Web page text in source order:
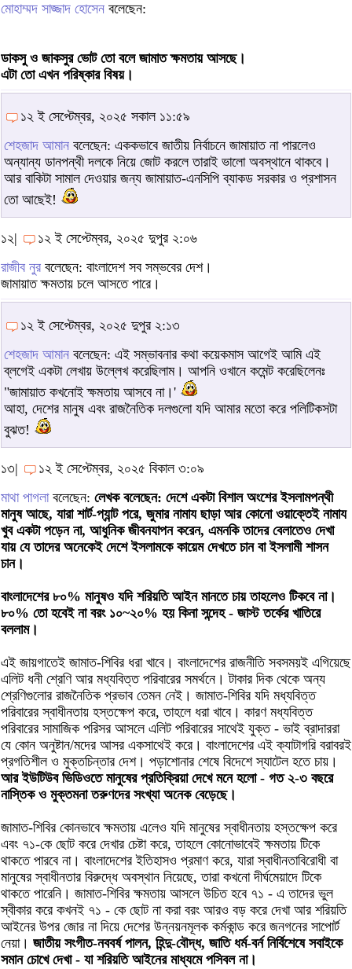
মোহাম্মদ সাজ্জাদ হোসেন বলেছেন:
ডাকসু ও জাকসুর ভোট তো বলে জামাত ক্ষমতায় আসছে।
এটা তো এখন পরিষ্কার বিষয়।
১২ ই সেপ্টেম্বর, ২০২৫ সকাল ১১:৫৯
শেহজাদ আমান বলেছেন: এককভাবে জাতীয় নির্বাচনে জামায়াত না পারলেও
অন্যান্য ডানপন্থী দলকে নিয়ে জোট করলে তারাই ভালো অবস্থানে থাকবে।
আর বাকিটা সামাল দেওয়ার জন্য জামায়াত-এনসিপি ব্যাকড সরকার ও প্রশাসন
তো আছেই!
১২|
১২ ই সেপ্টেম্বর, ২০২৫ দুপুর ২:০৬
রাজীব নুর বলেছেন: বাংলাদেশ সব সম্ভবের দেশ।
জামায়াত ক্ষমতায় চলে আসতে পারে।
১২ ই সেপ্টেম্বর, ২০২৫ দুপুর ২:১৩
শেহজাদ আমান বলেছেন: এই সম্ভাবনার কথা কয়েকমাস আগেই আমি এই
ব্লগেই একটা লেখায় উল্লেখ করেছিলাম। আপনি ওখানে কমেন্ট করেছিলেনঃ
"জামায়াত কখনোই ক্ষমতায় আসবে না।'
আহা, দেশের মানুষ এবং রাজনৈতিক দলগুলো যদি আমার মতো করে পলিটিকসটা
বুঝত!
১৩|
১২ ই সেপ্টেম্বর, ২০২৫ বিকাল ৩:০৯
মাথা পাগলাবলেছেন: লেখক বলেছেন: দেশে একটা বিশাল অংশের ইসলামপন্থী
মানুষ আছে, যারা শার্ট-প্যান্ট পরে, জুমার নামায ছাড়া আর কোনো ওয়াক্তেই নামায
খুব একটা পড়েন না, আধুনিক জীবনযাপন করেন, এমনকি তাদের বেলাতেও দেখা
যায় যে তাদের অনেকেই দেশে ইসলামকে কায়েম দেখতে চান বা ইসলামী শাসন
চান।
বাংলাদেশের ৮০% মানুষও যদি শরিয়তি আইন মানতে চায় তাহলেও টিকবে না।
৮০% তো হবেই না বরং ১০~২০% হয় কিনা সন্দেহ - জাস্ট তর্কের খাতিরে
বললাম।
এই জায়গাতেই জামাত-শিবির ধরা খাবে। বাংলাদেশের রাজনীতি সবসময়ই এগিয়েছে
এলিট ধনী শ্রেণি আর মধ্যবিত্ত পরিবারের সমর্থনে। টাকার দিক থেকে অন্য
শ্রেণিগুলোর রাজনৈতিক প্রভাব তেমন নেই। জামাত-শিবির যদি মধ্যবিত্ত
পরিবারের স্বাধীনতায় হস্তক্ষেপ করে, তাহলে ধরা খাবে। কারণ মধ্যবিত্ত
পরিবারের সামাজিক পরিসর আসলে এলিট পরিবারের সাথেই যুক্ত - ভাই ব্রাদাররা
যে কোন অনুষ্টান/মদের আসর একসাথেই করে। বাংলাদেশের এই ক্যাটাগরি বরাবরই
প্রগতিশীল ও মুক্তচিন্তার দেশ। পড়াশোনার শেষে বিদেশে স্যাটেল হতে চায়।
আর ইউটিউব ভিডিওতে মানুষের প্রতিক্রিয়া দেখে মনে হলো - গত ২-৩ বছরে
নাস্তিক ও মুক্তমনা তরুণদের সংখ্যা অনেক বেড়েছে।
জামাত-শিবির কোনভাবে ক্ষমতায় এলেও যদি মানুষের স্বাধীনতায় হস্তক্ষেপ করে
এবং ৭১-কে ছোট করে দেখার চেষ্টা করে, তাহলে কোনোভাবেই ক্ষমতায় টিকে
থাকতে পারবে না। বাংলাদেশের ইতিহাসও প্রমাণ করে, যারা স্বাধীনতাবিরোধী বা
মানুষের স্বাধীনতার বিরুদ্ধে অবস্থান নিয়েছে, তারা কখনো দীর্ঘমেয়াদে টিকে
থাকতে পারেনি। জামাত-শিবির ক্ষমতায় আসলে উচিত হবে ৭১ - এ তাদের ভুল
স্বীকার করে কখনই ৭১ - কে ছোট না করা বরং আরও বড় করে দেখা আর শরিয়তি
আইনের উপর জোর না দিয়ে দেশের উন্নয়নমূলক কর্মকান্ড করে জনগনের সাপোর্ট
নেয়া। জাতীয় সংগীত-নববর্ষ পালন, হিন্দু-বৌদ্ধ, জাতি ধর্ম-বর্ন নির্বিশেষে সবাইকে
সমান চোখে দেখা - যা শরিয়তি আইনের মাধ্যমে পসিবল না।